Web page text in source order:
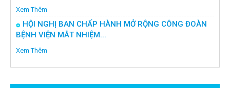
Xem Thêm
HỘI NGHỊ BAN CHẤP HÀNH MỞ RỘNG CÔNG ĐOÀN
BỆNH VIỆN MẮT NHIỆM...
Xem Thêm